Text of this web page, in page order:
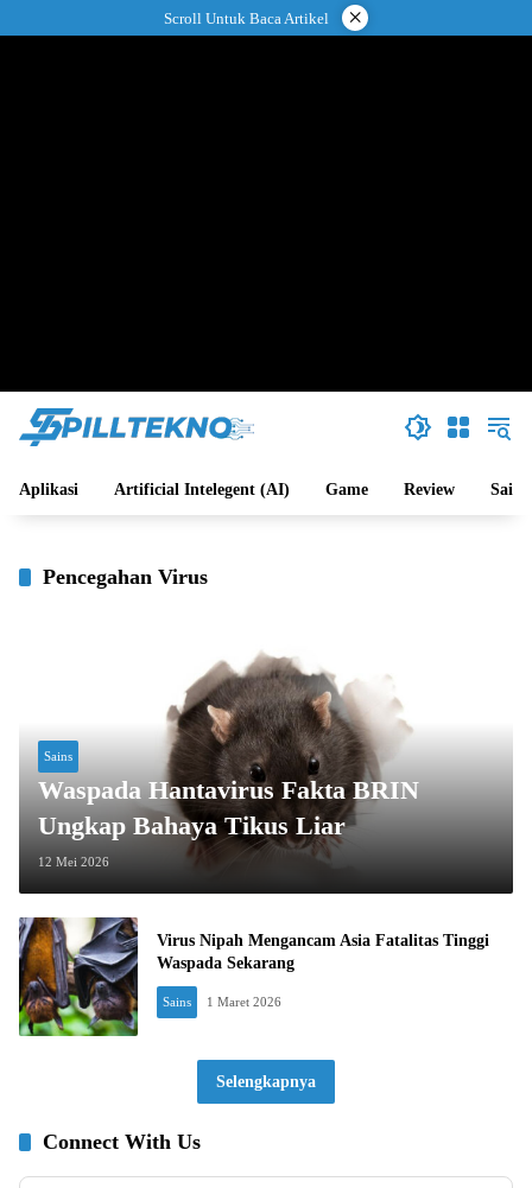
ke
Scroll Untuk Baca Artikel ×
Aplikasi Artificial Intelegent (AI) Game Review Sains
Pencegahan Virus
Sains
Waspada Hantavirus Fakta BRIN
Ungkap Bahaya Tikus Liar
12 Mei 2026
Virus Nipah Mengancam Asia Fatalitas Tinggi
Waspada Sekarang
Sains 1 Maret 2026
Selengkapnya
Connect With Us